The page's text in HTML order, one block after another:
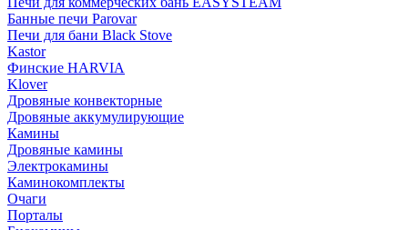
Банные печи Parovar
Печи для бани Black Stove
Kastor
Финские HARVIA
Klover
Дровяные конвекторные
Дровяные аккумулирующие
Камины
Дровяные камины
Электрокамины
Каминокомплекты
Очаги
Порталы